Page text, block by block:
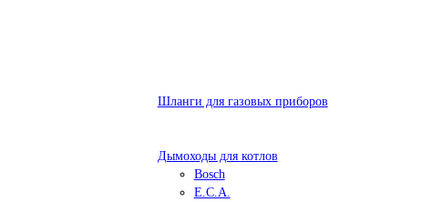
Шланги для газовых приборов
Дымоходы для котлов
Bosch
E.C.A.